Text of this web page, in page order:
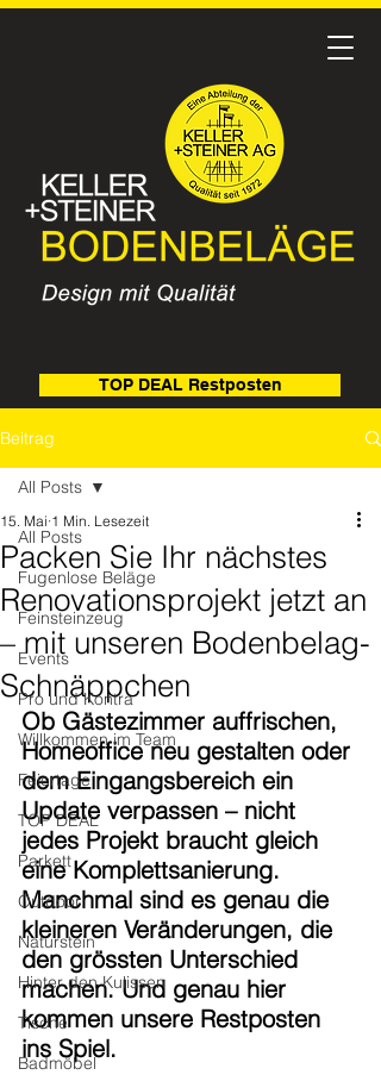
TOP DEAL Restposten
Beitrag
All Posts
Fugenlose Beläge
Feinsteinzeug
Events
Pro und Kontra
Willkommen im Team
Feiertage
TOP DEAL
Parkett
Outdoor
Naturstein
Hinter den Kulissen
Tische
Badmöbel
All Posts
Packen Sie Ihr nächstes
Renovationsprojekt jetzt an
– mit unseren Bodenbelag-
Schnäppchen
15. Mai 1 Min. Lesezeit
Ob Gästezimmer auffrischen,
Homeoffice neu gestalten oder
dem Eingangsbereich ein
Update verpassen – nicht
jedes Projekt braucht gleich
eine Komplettsanierung.
Manchmal sind es genau die
kleineren Veränderungen, die
den grössten Unterschied
machen. Und genau hier
kommen unsere Restposten
ins Spiel.